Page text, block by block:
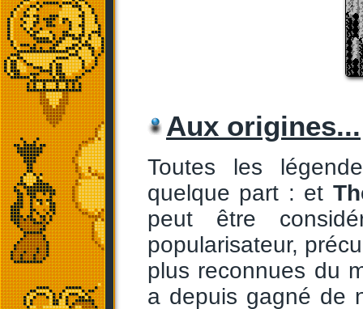
Aux origines...
Toutes les
quelque part : et
peut être
popularisateur,
plus reconnues du
a depuis gagné de